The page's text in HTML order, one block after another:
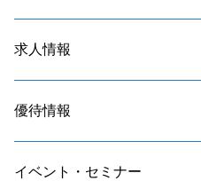
求人情報
優待情報
イベント・セミナー